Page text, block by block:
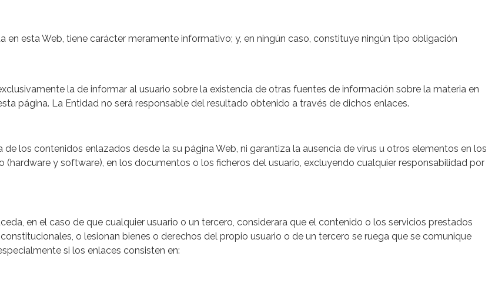
en esta Web, tiene carácter meramente informativo; y, en ningún caso, constituye ningún tipo obligación
la de informar al usuario sobre la existencia de otras fuentes de información sobre la materia en
página. La Entidad no será responsable del resultado obtenido a través de dichos enlaces.
los contenidos enlazados desde la su página Web, ni garantiza la ausencia de virus u otros elementos en los
y software), en los documentos o los ficheros del usuario, excluyendo cualquier responsabilidad por
en el caso de que cualquier usuario o un tercero, considerara que el contenido o los servicios prestados
o lesionan bienes o derechos del propio usuario o de un tercero se ruega que se comunique
si los enlaces consisten en: